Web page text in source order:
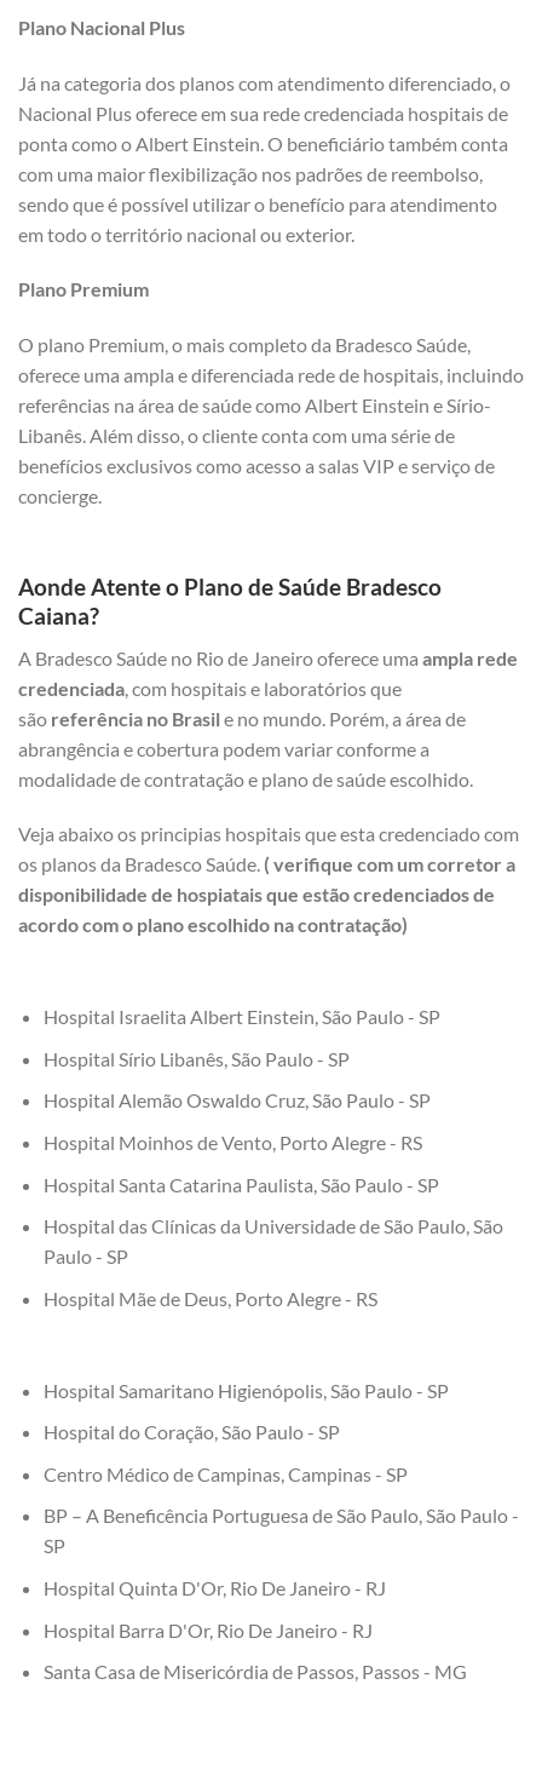
Plano Nacional Plus
Já na categoria dos planos com atendimento diferenciado, o
Nacional Plus oferece em sua rede credenciada hospitais de
ponta como o Albert Einstein. O beneficiário também conta
com uma maior flexibilização nos padrões de reembolso,
sendo que é possível utilizar o benefício para atendimento
em todo o território nacional ou exterior.
Plano Premium
O plano Premium, o mais completo da Bradesco Saúde,
oferece uma ampla e diferenciada rede de hospitais, incluindo
referências na área de saúde como Albert Einstein e Sírio-
Libanês. Além disso, o cliente conta com uma série de
benefícios exclusivos como acesso a salas VIP e serviço de
concierge.
Aonde Atente o Plano de Saúde Bradesco
Caiana?
A Bradesco Saúde no Rio de Janeiro oferece uma ampla rede
credenciada , com hospitais e laboratórios que
são referência no Brasil e no mundo. Porém, a área de
abrangência e cobertura podem variar conforme a
modalidade de contratação e plano de saúde escolhido.
Veja abaixo os principias hospitais que esta credenciado com
os planos da Bradesco Saúde. ( verifique com um corretor a
disponibilidade de hospiatais que estão credenciados de
acordo com o plano escolhido na contratação)
Hospital Israelita Albert Einstein, São Paulo - SP
Hospital Sírio Libanês, São Paulo - SP
Hospital Alemão Oswaldo Cruz, São Paulo - SP
Hospital Moinhos de Vento, Porto Alegre - RS
Hospital Santa Catarina Paulista, São Paulo - SP
Hospital das Clínicas da Universidade de São Paulo, São
Paulo - SP
Hospital Mãe de Deus, Porto Alegre - RS
Hospital Samaritano Higienópolis, São Paulo - SP
Hospital do Coração, São Paulo - SP
Centro Médico de Campinas, Campinas - SP
BP – A Beneficência Portuguesa de São Paulo, São Paulo -
SP
Hospital Quinta D'Or, Rio De Janeiro - RJ
Hospital Barra D'Or, Rio De Janeiro - RJ
Santa Casa de Misericórdia de Passos, Passos - MG